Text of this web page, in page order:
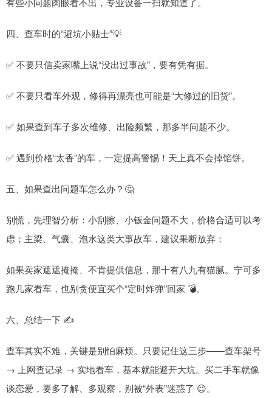
四、查车时的“避坑小贴士”💡
✅ 不要只信卖家嘴上说“没出过事故”，要有凭有据。
✅ 不要只看车外观，修得再漂亮也可能是“大修过的旧货”。
✅ 如果查到车子多次维修、出险频繁，那多半问题不少。
✅ 遇到价格“太香”的车，一定提高警惕！天上真不会掉馅饼。
五、如果查出问题车怎么办？🤔
别慌，先理智分析：小刮擦、小钣金问题不大，价格合适可以考
虑；主梁、气囊、泡水这类大事故车，建议果断放弃；
如果卖家遮遮掩掩、不肯提供信息，那十有八九有猫腻。宁可多
跑几家看车，也别贪便宜买个“定时炸弹”回家 💣。
六、总结一下 ✍️
查车其实不难，关键是别怕麻烦。只要记住这三步——查车架号
→ 上网查记录 → 实地看车，基本就能避开大坑。买二手车就像
谈恋爱，要多了解、多观察，别被“外表”迷惑了 😉。